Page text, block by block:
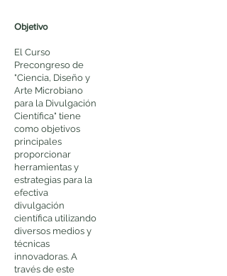
Objetivo
El Curso
Precongreso de
"Ciencia, Diseño y
Arte Microbiano
para la Divulgación
Científica" tiene
como objetivos
principales
proporcionar
herramientas y
estrategias para la
efectiva
divulgación
científica utilizando
diversos medios y
técnicas
innovadoras. A
través de este